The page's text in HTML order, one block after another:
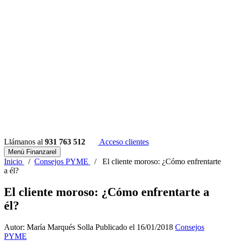
Llámanos al 931 763 512 Acceso clientes
Menú Finanzarel
Inicio / Consejos PYME / El cliente moroso: ¿Cómo enfrentarte
a él?
El cliente moroso: ¿Cómo enfrentarte a
él?
Autor: María Marqués Solla Publicado el 16/01/2018 Consejos
PYME